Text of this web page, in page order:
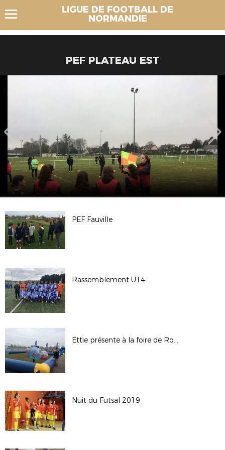
LIGUE DE FOOTBALL DE
NORMANDIE
PEF PLATEAU EST
PEF Fauville
Rassemblement U14
Ettie présente à la foire de Rouen
Nuit du Futsal 2019